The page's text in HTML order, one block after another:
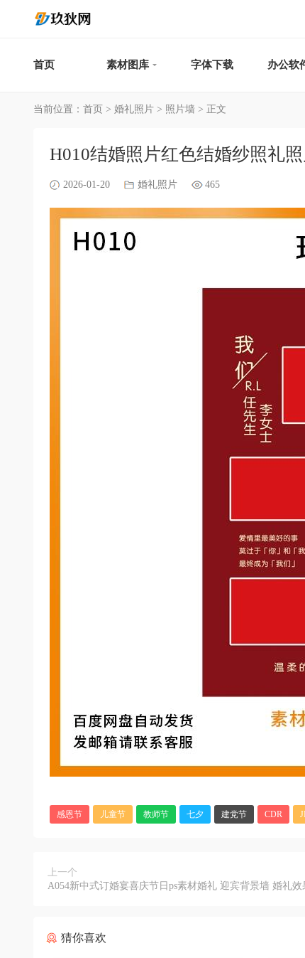
首页 素材图库 字体下载 办公软
当前位置： 首页 > 婚礼照片 > 照片墙 > 正文
H010结婚照片红色结婚纱照礼
2026-01-20 婚礼照片 465
感恩节 儿童节 教师节 七夕 建党节 CDR
上一个
A054新中式订婚宴喜庆节日ps素材婚礼 迎宾背景墙 婚礼效
猜你喜欢